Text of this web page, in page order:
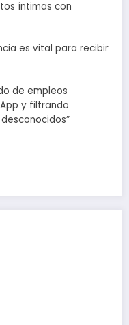
íntimas con
es vital para recibir
de empleos
y filtrando